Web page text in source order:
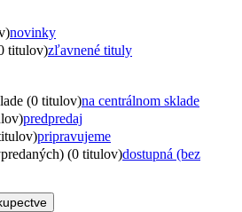
novinky
titulov)zľavnené tituly
(0 titulov)na centrálnom sklade
predpredaj
pripravujeme
(0 titulov)dostupná (bez